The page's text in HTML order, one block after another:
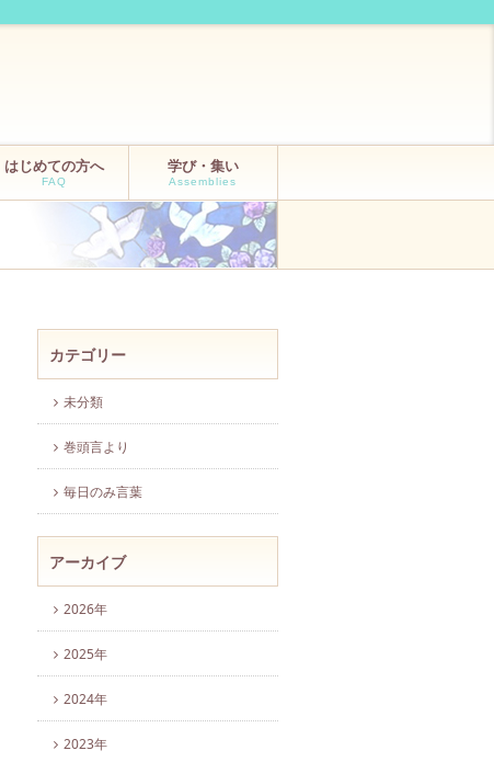
はじめての方へ
FAQ
学び・集い
Assemblies
カテゴリー
未分類
巻頭言より
毎日のみ言葉
アーカイブ
2026年
2025年
2024年
2023年